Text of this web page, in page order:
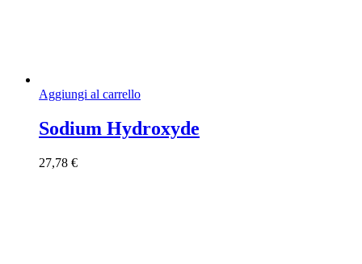
Aggiungi al carrello
Sodium Hydroxyde
27,78 €